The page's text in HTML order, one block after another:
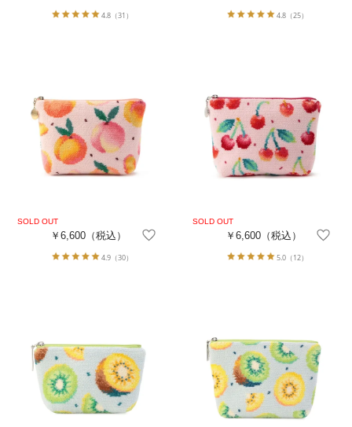
4.8（31） 4.8（25）
￥6,600 （税込）
4.9（30）
￥6,600（税込）
5.0（12）